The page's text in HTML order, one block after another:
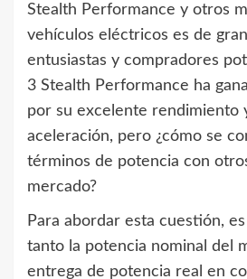
Stealth Performance y otros
vehículos eléctricos es de
entusiastas y compradores
3 Stealth Performance ha
por su excelente rendimiento
aceleración, pero ¿cómo se
términos de potencia con
mercado?
Para abordar esta cuestión,
tanto la potencia nominal del
entrega de potencia real en